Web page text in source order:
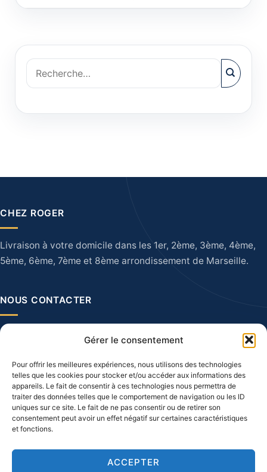
Gérer le consentement
Pour offrir les meilleures expériences, nous utilisons des technologies
telles que les cookies pour stocker et/ou accéder aux informations des
appareils. Le fait de consentir à ces technologies nous permettra de
traiter des données telles que le comportement de navigation ou les ID
uniques sur ce site. Le fait de ne pas consentir ou de retirer son
consentement peut avoir un effet négatif sur certaines caractéristiques
et fonctions.
ACCEPTER
CHEZ ROGER
Livraison à votre domicile dans les 1er, 2ème, 3ème, 4ème,
5ème, 6ème, 7ème et 8ème arrondissement de Marseille.
NOUS CONTACTER
28 Quai du Port, 13002 Marseille
INFORMATIONS
Nos prestations
CGV